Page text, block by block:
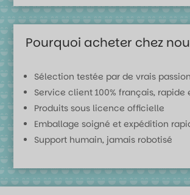
Pourquoi acheter chez
Sélection testée par de vrais
Service client 100% français, rapide
Produits sous licence officielle
Emballage soigné et expédition
Support humain, jamais robotisé